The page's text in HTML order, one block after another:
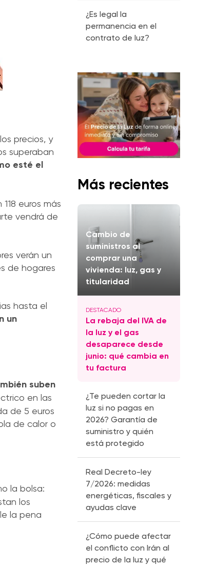
precios, y
superaban
esté el
euros más
vendrá de
verán un
de hogares
hasta el
un
suben
en las
de 5 euros
de calor o
la bolsa:
los
la pena
¿Es legal la
permanencia en el
contrato de luz?
Más recientes
Cambio de
suministros al
comprar una
vivienda: luz, gas y
titularidad
La rebaja del IVA de
la luz y el gas
desaparece desde
junio: qué cambia en
tu factura
¿Te pueden cortar la
luz si no pagas en
2026? Garantía de
suministro y quién
está protegido
Real Decreto-ley
7/2026: medidas
energéticas, fiscales y
ayudas clave
¿Cómo puede afectar
el conflicto con Irán al
precio de la luz y qué